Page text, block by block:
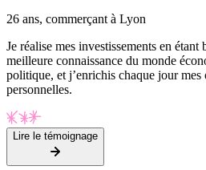
26 ans, commerçant à Lyon
Je réalise mes investissements en
meilleure connaissance du monde
politique, et j’enrichis chaque jour mes
personnelles.
Lire le témoignage